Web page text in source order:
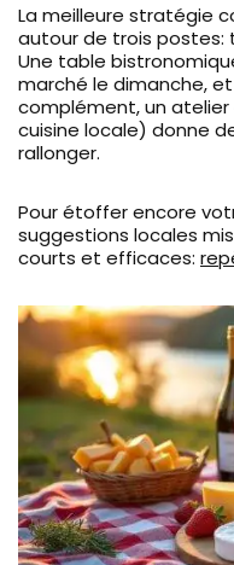
La meilleure stratégie
autour de trois postes:
Une table
marché le dimanche, et
complément, un
cuisine locale) donne
rallonger.
Pour étoffer encore
suggestions locales
courts et efficaces: